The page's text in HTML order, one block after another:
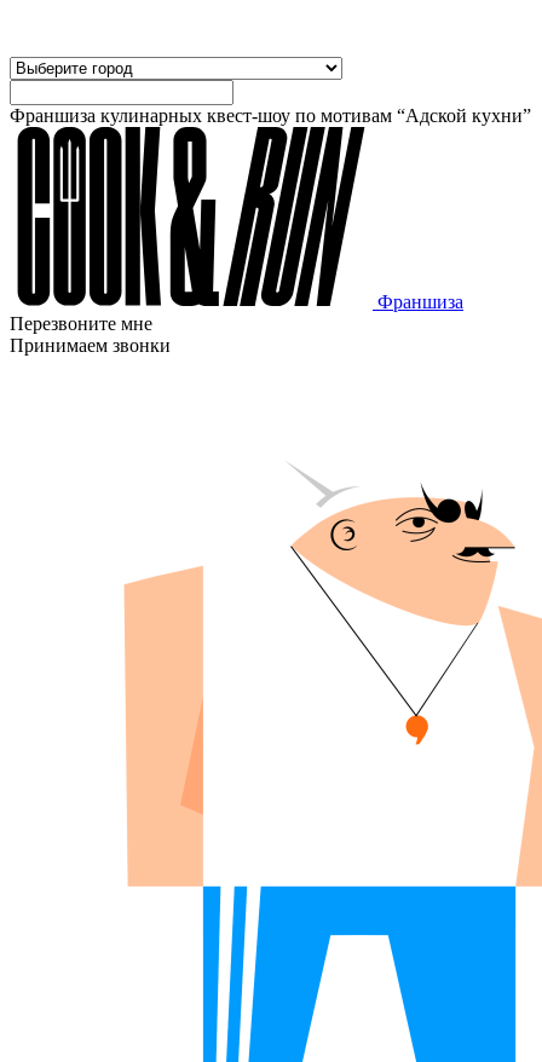
Франшиза кулинарных квест-шоу по мотивам “Адской кухни”
Франшиза
Перезвоните мне
Принимаем звонки